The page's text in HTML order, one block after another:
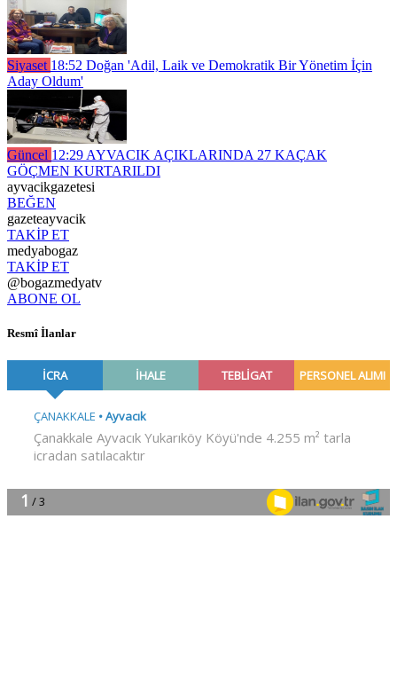
Siyaset 18:52 Doğan 'Adil, Laik ve Demokratik Bir Yönetim İçin
Aday Oldum'
Güncel 12:29 AYVACIK AÇIKLARINDA 27 KAÇAK
GÖÇMEN KURTARILDI
ayvacikgazetesi
BEĞEN
gazeteayvacik
TAKİP ET
medyabogaz
TAKİP ET
@bogazmedyatv
ABONE OL
Resmî İlanlar